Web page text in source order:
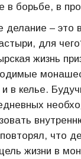
борьбе, в
– это
для
жизнь
и в келье.
что
жизни в